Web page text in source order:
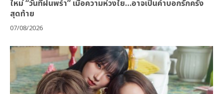
ใหม่ “วันที่ฝนพรำ” เมื่อความห่วงใย…อาจเป็นคำบอกรักครั้ง
สุดท้าย
07/08/2026